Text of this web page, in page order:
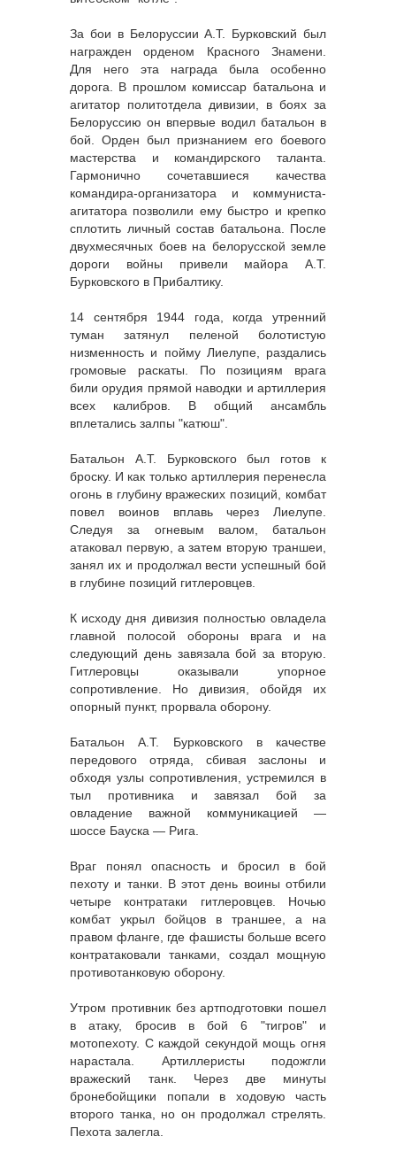
За бои в Белоруссии А.Т. Бурковский был
награжден орденом Красного Знамени.
Для него эта награда была особенно
дорога. В прошлом комиссар батальона и
агитатор политотдела дивизии, в боях за
Белоруссию он впервые водил батальон в
бой. Орден был признанием его боевого
мастерства и командирского таланта.
Гармонично сочетавшиеся качества
командира-организатора и коммуниста-
агитатора позволили ему быстро и крепко
сплотить личный состав батальона. После
двухмесячных боев на белорусской земле
дороги войны привели майора А.Т.
Бурковского в Прибалтику.
14 сентября 1944 года, когда утренний
туман затянул пеленой болотистую
низменность и пойму Лиелупе, раздались
громовые раскаты. По позициям врага
били орудия прямой наводки и артиллерия
всех калибров. В общий ансамбль
вплетались залпы "катюш".
Батальон А.Т. Бурковского был готов к
броску. И как только артиллерия перенесла
огонь в глубину вражеских позиций, комбат
повел воинов вплавь через Лиелупе.
Следуя за огневым валом, батальон
атаковал первую, а затем вторую траншеи,
занял их и продолжал вести успешный бой
в глубине позиций гитлеровцев.
К исходу дня дивизия полностью овладела
главной полосой обороны врага и на
следующий день завязала бой за вторую.
Гитлеровцы оказывали упорное
сопротивление. Но дивизия, обойдя их
опорный пункт, прорвала оборону.
Батальон А.Т. Бурковского в качестве
передового отряда, сбивая заслоны и
обходя узлы сопротивления, устремился в
тыл противника и завязал бой за
овладение важной коммуникацией —
шоссе Бауска — Рига.
Враг понял опасность и бросил в бой
пехоту и танки. В этот день воины отбили
четыре контратаки гитлеровцев. Ночью
комбат укрыл бойцов в траншее, а на
правом фланге, где фашисты больше всего
контратаковали танками, создал мощную
противотанковую оборону.
Утром противник без артподготовки пошел
в атаку, бросив в бой 6 "тигров" и
мотопехоту. С каждой секундой мощь огня
нарастала. Артиллеристы подожгли
вражеский танк. Через две минуты
бронебойщики попали в ходовую часть
второго танка, но он продолжал стрелять.
Пехота залегла.